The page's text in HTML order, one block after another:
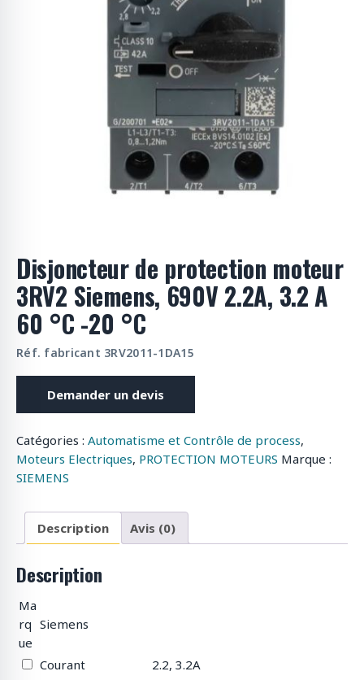
Disjoncteur de protection moteur
3RV2 Siemens, 690V 2.2A, 3.2 A
60 °C -20 °C
Réf. fabricant 3RV2011-1DA15
Demander un devis
Catégories : Automatisme et Contrôle de process,
Moteurs Electriques, PROTECTION MOTEURS Marque :
SIEMENS
Description Avis (0)
Description
Ma
rq
ue
Siemens
Courant
2.2, 3.2A